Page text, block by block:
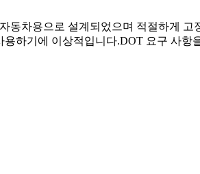
차용으로 설계되었으며 적절하게
하기에 이상적입니다.DOT 요구 사항